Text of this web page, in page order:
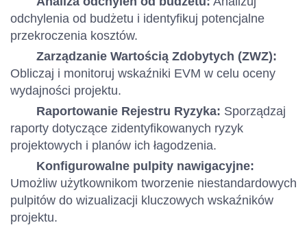
odchylenia od budżetu i identyfikuj potencjalne
przekroczenia kosztów.
Zarządzanie Wartością Zdobytych (ZWZ):
Obliczaj i monitoruj wskaźniki EVM w celu oceny
wydajności projektu.
Raportowanie Rejestru Ryzyka: Sporządzaj
raporty dotyczące zidentyfikowanych ryzyk
projektowych i planów ich łagodzenia.
Konfigurowalne pulpity nawigacyjne:
Umożliw użytkownikom tworzenie niestandardowych
pulpitów do wizualizacji kluczowych wskaźników
projektu.